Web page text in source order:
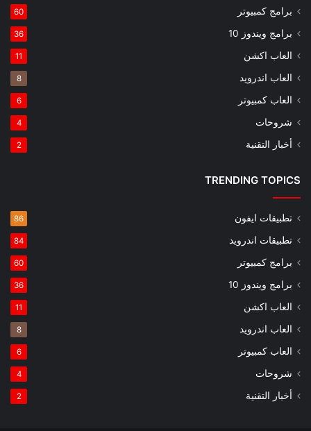
برامج كمبيوتر 60
برامج ويندوز 10 36
العاب اكشن 11
العاب اندرويد 8
العاب كمبيوتر 6
شروحات 4
أخبار التقنية 2
TRENDING TOPICS
تطبيقات ايفون 86
تطبيقات اندرويد 84
برامج كمبيوتر 60
برامج ويندوز 10 36
العاب اكشن 11
العاب اندرويد 8
العاب كمبيوتر 6
شروحات 4
أخبار التقنية 2